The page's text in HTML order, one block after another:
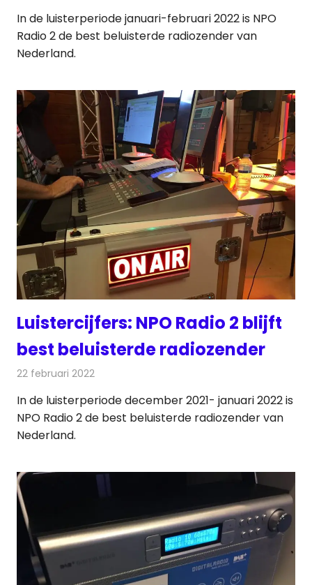
In de luisterperiode januari-februari 2022 is NPO
Radio 2 de best beluisterde radiozender van
Nederland.
Luistercijfers: NPO Radio 2 blijft
best beluisterde radiozender
22 februari 2022
In de luisterperiode december 2021- januari 2022 is
NPO Radio 2 de best beluisterde radiozender van
Nederland.